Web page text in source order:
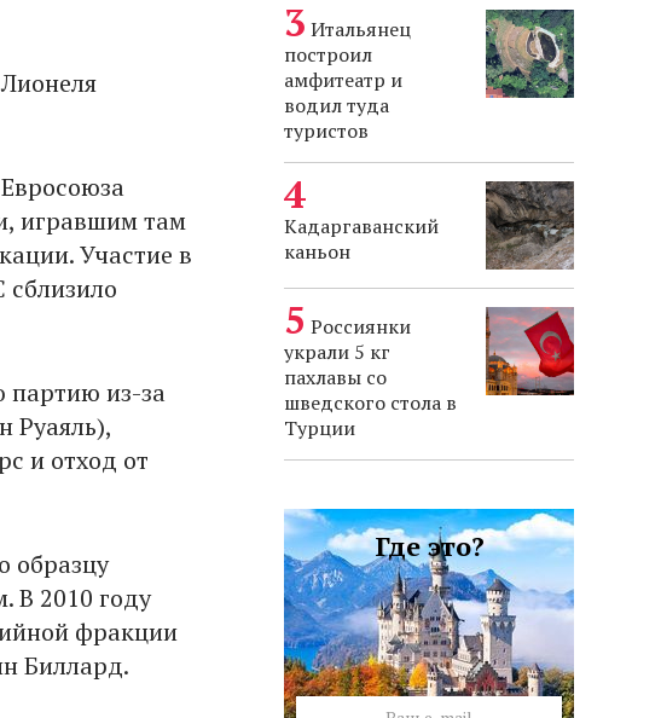
игравшим там
Участие в
партию из-за
Руаяль),
и отход от
образцу
В 2010 году
фракции
Биллард.
Итальянец
построил
амфитеатр и
водил туда
туристов
Кадаргаванский
каньон
Россиянки
украли 5 кг
пахлавы со
шведского стола в
Турции
Где это?